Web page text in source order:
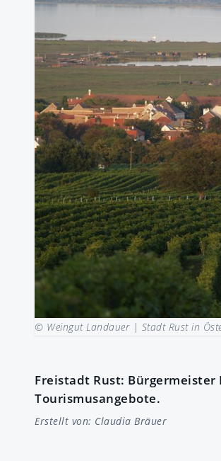
© Weingut Landauer | Stadt Rust in
Freistadt Rust:
Tourismusangebote.
Erstellt von: Claudia Bräuer